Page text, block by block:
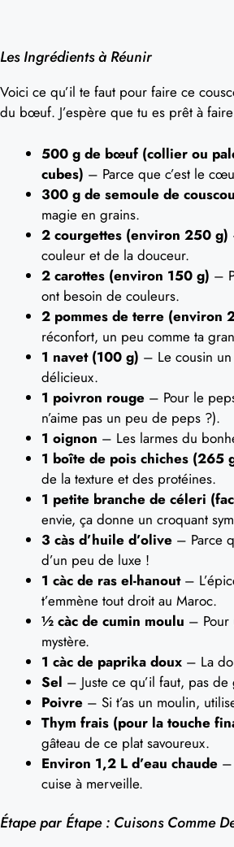
Les Ingrédients à Réunir
Voici ce qu’il te faut pour faire ce
du bœuf. J’espère que tu es prêt à
500 g de bœuf (collier ou
cubes) – Parce que c’est le
300 g de semoule de
magie en grains.
2 courgettes (environ 250 g)
couleur et de la douceur.
2 carottes (environ 150 g) –
ont besoin de couleurs.
2 pommes de terre (environ
réconfort, un peu comme ta
1 navet (100 g) – Le cousin
délicieux.
1 poivron rouge – Pour le
n’aime pas un peu de peps ?).
1 oignon – Les larmes du
1 boîte de pois chiches (265
de la texture et des protéines.
1 petite branche de céleri
envie, ça donne un croquant
3 càs d’huile d’olive – Parce
d’un peu de luxe !
1 càc de ras el-hanout–
t’emmène tout droit au Maroc.
½ càc de cumin moulu – Pour
mystère.
1 càc de paprika doux – La
Sel – Juste ce qu’il faut, pas
Poivre – Si t’as un moulin,
Thym frais (pour la touche
gâteau de ce plat savoureux.
Environ 1,2 L d’eau chaude –
cuise à merveille.
Étape par Étape : Cuisons Comme